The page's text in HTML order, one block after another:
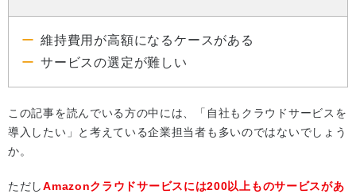
維持費用が高額になるケースがある
サービスの選定が難しい
この記事を読んでいる方の中には、「自社もクラウドサービスを
導入したい」と考えている企業担当者も多いのではないでしょう
か。
ただしAmazonクラウドサービスには200以上ものサービスがあ